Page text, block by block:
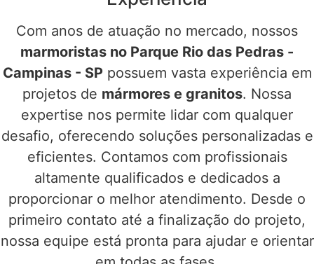
Com anos de atuação no mercado, nossos
marmoristas no Parque Rio das Pedras -
Campinas - SPpossuem vasta experiência em
projetos de mármores e granitos. Nossa
expertise nos permite lidar com qualquer
desafio, oferecendo soluções personalizadas e
eficientes. Contamos com profissionais
altamente qualificados e dedicados a
proporcionar o melhor atendimento. Desde o
primeiro contato até a finalização do projeto,
nossa equipe está pronta para ajudar e orientar